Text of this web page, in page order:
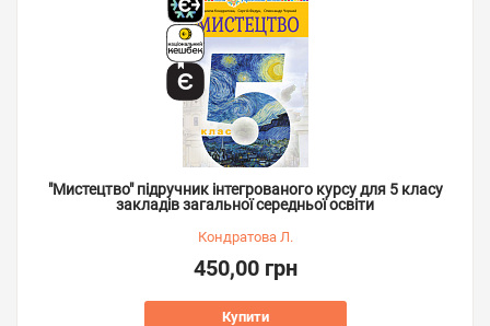
"Мистецтво" підручник інтегрованого курсу для 5 класу
закладів загальної середньої освіти
Кондратова Л.
450,00 грн
Купити